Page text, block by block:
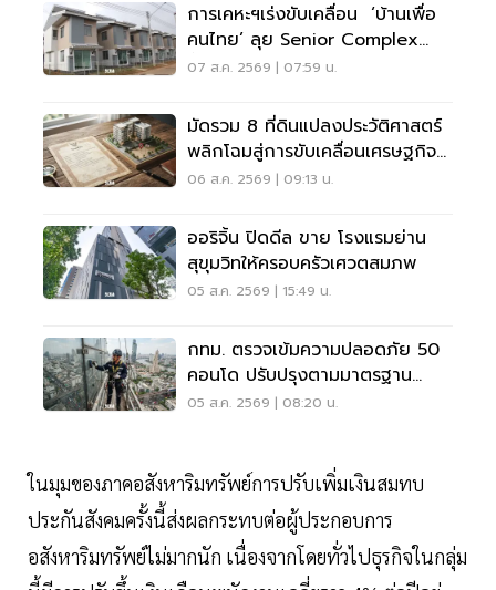
การเคหะฯเร่งขับเคลื่อน ‘บ้านเพื่อ
คนไทย’ ลุย Senior Complex
ฟื้นฟูเมือง
07 ส.ค. 2569 | 07:59 น.
มัดรวม 8 ที่ดินแปลงประวัติศาสตร์
พลิกโฉมสู่การขับเคลื่อนเศรษฐกิจ
เมือง
06 ส.ค. 2569 | 09:13 น.
ออริจิ้น ปิดดีล ขาย โรงแรมย่าน
สุขุมวิทให้ครอบครัวเศวตสมภพ
05 ส.ค. 2569 | 15:49 น.
กทม. ตรวจเข้มความปลอดภัย 50
คอนโด ปรับปรุงตามมาตรฐาน
เคร่งครัด
05 ส.ค. 2569 | 08:20 น.
ในมุมของภาคอสังหาริมทรัพย์การปรับเพิ่มเงินสมทบ
ประกันสังคมครั้งนี้ส่งผลกระทบต่อผู้ประกอบการ
อสังหาริมทรัพย์ไม่มากนัก เนื่องจากโดยทั่วไปธุรกิจในกลุ่ม